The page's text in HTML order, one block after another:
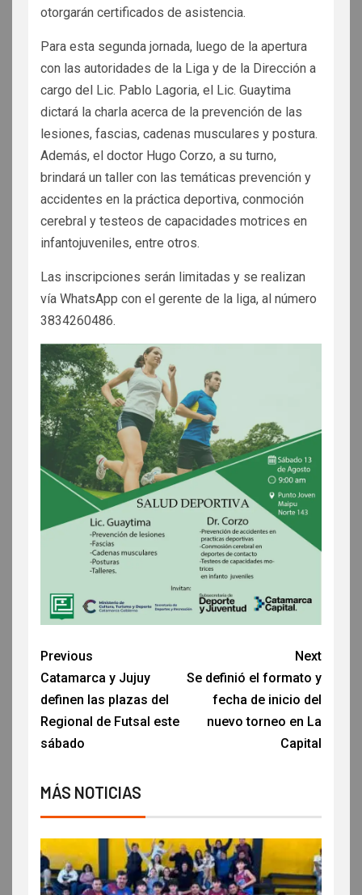
otorgarán certificados de asistencia.
Para esta segunda jornada, luego de la apertura
con las autoridades de la Liga y de la Dirección a
cargo del Lic. Pablo Lagoria, el Lic. Guaytima
dictará la charla acerca de la prevención de las
lesiones, fascias, cadenas musculares y postura.
Además, el doctor Hugo Corzo, a su turno,
brindará un taller con las temáticas prevención y
accidentes en la práctica deportiva, conmoción
cerebral y testeos de capacidades motrices en
infantojuveniles, entre otros.
Las inscripciones serán limitadas y se realizan
vía WhatsApp con el gerente de la liga, al número
3834260486.
Previous
Catamarca y Jujuy
definen las plazas del
Regional de Futsal este
sábado
Next
Se definió el formato y
fecha de inicio del
nuevo torneo en La
Capital
MÁS NOTICIAS